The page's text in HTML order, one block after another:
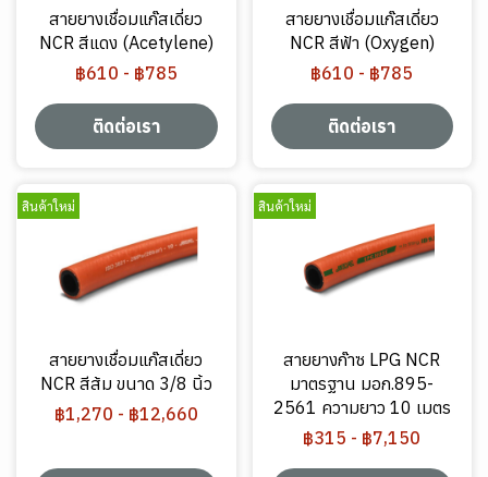
สายยางเชื่อมแก๊สเดี่ยว
NCR สีแดง (Acetylene)
฿610 - ฿785
ติดต่อเรา
สายยางเชื่อมแก๊สเดี่ยว
NCR สีฟ้า (Oxygen)
฿610 - ฿785
ติดต่อเรา
สินค้าใหม่
สายยางเชื่อมแก๊สเดี่ยว
NCR สีส้ม ขนาด 3/8 นิ้ว
฿1,270 - ฿12,660
สินค้าใหม่
สายยางก๊าซ LPG NCR
มาตรฐาน มอก.895-
2561 ความยาว 10 เมตร
฿315 - ฿7,150